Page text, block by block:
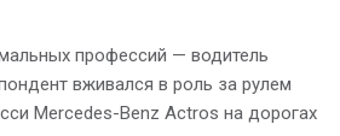
профессий — водитель
вживался в роль за рулем
Mercedes-Benz Actros на дорогах